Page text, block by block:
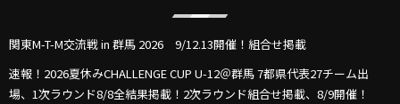
関東M-T-M交流戦 in 群馬 2026 9/12.13開催！組合せ掲載
速報！2026夏休みCHALLENGE CUP U-12＠群馬 7都県代表27チーム出
場、1次ラウンド8/8全結果掲載！2次ラウンド組合せ掲載、8/9開催！